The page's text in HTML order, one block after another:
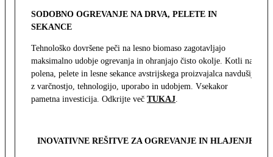
SODOBNO OGREVANJE NA DRVA, PELETE IN
SEKANCE
Tehnološko dovršene peči na lesno biomaso zagotavljajo
maksimalno udobje ogrevanja in ohranjajo čisto okolje. Kotli na
polena, pelete in lesne sekance avstrijskega proizvajalca navdušijo
z varčnostjo, tehnologijo, uporabo in udobjem. Vsekakor
pametna investicija. Odkrijte več TUKAJ.
INOVATIVNE REŠITVE ZA OGREVANJE IN HLAJENJE